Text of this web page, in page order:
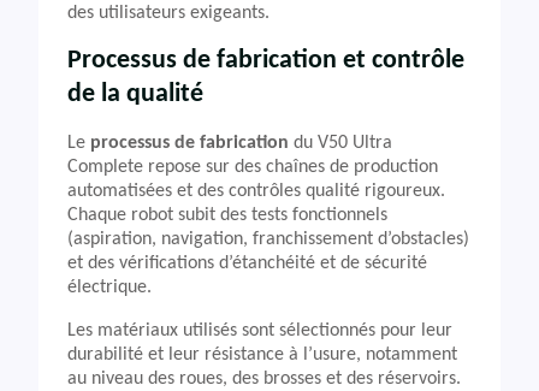
des utilisateurs exigeants.
Processus de fabrication et contrôle
de la qualité
Le processus de fabrication du V50 Ultra
Complete repose sur des chaînes de production
automatisées et des contrôles qualité rigoureux.
Chaque robot subit des tests fonctionnels
(aspiration, navigation, franchissement d’obstacles)
et des vérifications d’étanchéité et de sécurité
électrique.
Les matériaux utilisés sont sélectionnés pour leur
durabilité et leur résistance à l’usure, notamment
au niveau des roues, des brosses et des réservoirs.